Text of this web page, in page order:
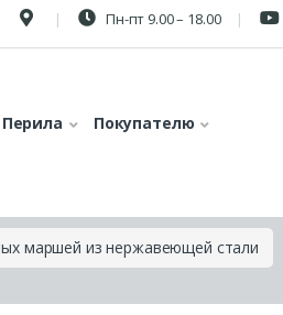
Пн-пт 9.00 – 18.00
Перила Покупателю
маршей из нержавеющей стали